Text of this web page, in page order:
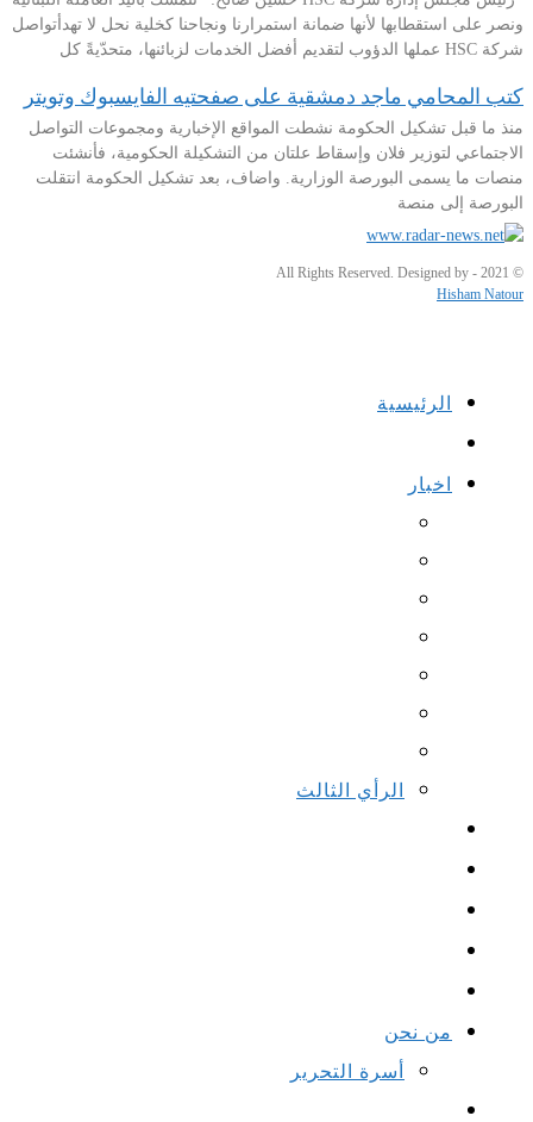
ونصر على استقطابها لأنها ضمانة استمرارنا ونجاحنا كخلية نحل لا تهدأتواصل
شركة HSC عملها الدؤوب لتقديم أفضل الخدمات لزبائنها، متحدّيةً كل
كتب المحامي ماجد دمشقية على صفحتيه الفايسبوك وتويتر
منذ ما قبل تشكيل الحكومة نشطت المواقع الإخبارية ومجموعات التواصل
الاجتماعي لتوزير فلان وإسقاط علتان من التشكيلة الحكومية، فأنشئت
منصات ما يسمى البورصة الوزارية. واضاف، بعد تشكيل الحكومة انتقلت
البورصة إلى منصة
© 2021 - All Rights Reserved. Designed by
Hisham Natour
الرئيسية
اخبار
الرأي الثالث
من نحن
أسرة التحرير